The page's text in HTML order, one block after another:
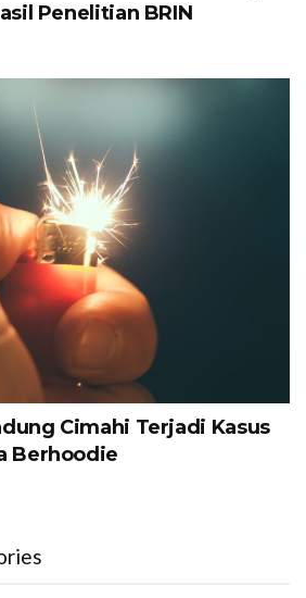
Penelitian BRIN
Cimahi Terjadi Kasus
Berhoodie